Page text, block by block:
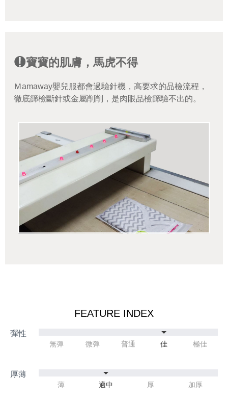
寶寶的肌膚，馬虎不得
Ｍamaway嬰兒服都會過驗針機，高要求的品檢流程，
徹底篩檢斷針或金屬削削，是肉眼品檢篩驗不出的。
FEATURE INDEX
無彈 微彈 普通 佳 極佳
薄 適中 厚 加厚